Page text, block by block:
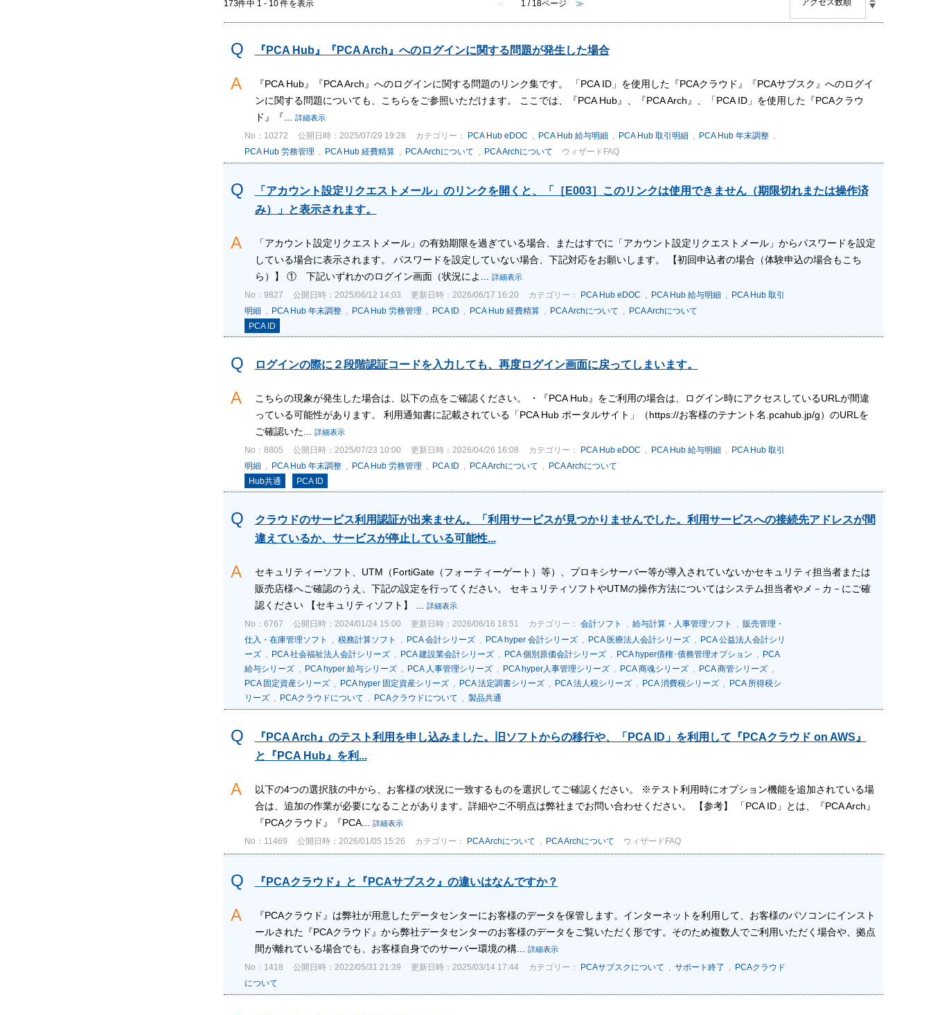
173件中 1 - 10 件を表示 ≪ 1 / 18ページ ≫
『PCA Hub』『PCA Arch』へのログインに関する問題が発生した場合
『PCA Hub』『PCA Arch』へのログインに関する問題のリンク集です。 「PCA ID」を使用した『PCAクラウド』『PCAサブスク』へのログイ
ンに関する問題についても、こちらをご参照いただけます。 ここでは、『PCA Hub』、『PCA Arch』、「PCA ID」を使用した『PCAクラウ
ド』『...
詳細表示
No：10272 公開日時：2025/07/29 19:28 カテゴリー： PCA Hub eDOC , PCA Hub 給与明細 , PCA Hub 取引明細 , PCA Hub 年末調整,
PCA Hub 労務管理 , PCA Hub 経費精算, PCA Archについて , PCA Archについて ウィザードFAQ
「アカウント設定リクエストメール」のリンクを開くと、「［E003］このリンクは使用できません（期限切れまたは操作済
み）」と表示されます。
「アカウント設定リクエストメール」の有効期限を過ぎている場合、またはすでに「アカウント設定リクエストメール」からパスワードを設定
している場合に表示されます。 パスワードを設定していない場合、下記対応をお願いします。 【初回申込者の場合（体験申込の場合もこち
ら）】 ① 下記いずれかのログイン画面（状況によ...
詳細表示
No：9827 公開日時：2025/06/12 14:03 更新日時：2026/06/17 16:20 カテゴリー： PCA Hub eDOC , PCA Hub 給与明細 , PCA Hub 取引
明細 , PCA Hub 年末調整, PCA Hub 労務管理 , PCA ID , PCA Hub 経費精算, PCA Archについて , PCA Archについて
PCA ID
ログインの際に２段階認証コードを入力しても、再度ログイン画面に戻ってしまいます。
こちらの現象が発生した場合は、以下の点をご確認ください。 ・『PCA Hub』をご利用の場合は、ログイン時にアクセスしているURLが間違
っている可能性があります。 利用通知書に記載されている「PCA Hub ポータルサイト」（https://お客様のテナント名.pcahub.jp/g）のURLを
ご確認いた...
詳細表示
No：8805 公開日時：2025/07/23 10:00 更新日時：2026/04/26 16:08 カテゴリー： PCA Hub eDOC , PCA Hub 給与明細 , PCA Hub 取引
明細 , PCA Hub 年末調整, PCA Hub 労務管理 , PCA ID , PCA Archについて , PCA Archについて
Hub共通
PCA ID
クラウドのサービス利用認証が出来ません。「利用サービスが見つかりませんでした。利用サービスへの接続先アドレスが間
違えているか、サービスが停止している可能性...
セキュリティーソフト、UTM（FortiGate（フォーティーゲート）等）、プロキシサーバー等が導入されていないかセキュリティ担当者または
販売店様へご確認のうえ、下記の設定を行ってください。 セキュリティソフトやUTMの操作方法についてはシステム担当者やメ－カ－にご確
認ください 【セキュリティソフト】 ...
詳細表示
No：6767 公開日時：2024/01/24 15:00 更新日時：2026/06/16 18:51 カテゴリー： 会計ソフト , 給与計算・人事管理ソフト , 販売管理・
仕入・在庫管理ソフト
, 税務計算ソフト , PCA 会計シリーズ, PCA hyper 会計シリーズ, PCA 医療法人会計シリーズ, PCA 公益法人会計シリ
ーズ, PCA 社会福祉法人会計シリーズ, PCA 建設業会計シリーズ, PCA 個別原価会計シリーズ, PCA hyper債権･債務管理オプション , PCA
給与シリーズ, PCA hyper 給与シリーズ, PCA 人事管理シリーズ, PCA hyper人事管理シリーズ, PCA 商魂シリーズ, PCA 商管シリーズ,
PCA 固定資産シリーズ, PCA hyper 固定資産シリーズ, PCA 法定調書シリーズ, PCA 法人税シリーズ, PCA 消費税シリーズ, PCA 所得税シ
リーズ, PCAクラウドについて , PCAクラウドについて , 製品共通
『PCA Arch』のテスト利用を申し込みました。旧ソフトからの移行や、「PCA ID」を利用して『PCAクラウド on AWS』
と『PCA Hub』を利...
以下の4つの選択肢の中から、お客様の状況に一致するものを選択してご確認ください。 ※テスト利用時にオプション機能を追加されている場
合は、追加の作業が必要になることがあります。詳細やご不明点は弊社までお問い合わせください。 【参考】 「PCA ID」とは、『PCA Arch』
『PCAクラウド』『PCA...
詳細表示
No：11469 公開日時：2026/01/05 15:26 カテゴリー： PCA Archについて , PCA Archについて ウィザードFAQ
『PCAクラウド』と『PCAサブスク』の違いはなんですか？
『PCAクラウド』は弊社が用意したデータセンターにお客様のデータを保管します。インターネットを利用して、お客様のパソコンにインスト
ールされた『PCAクラウド』から弊社データセンターのお客様のデータをご覧いただく形です。そのため複数人でご利用いただく場合や、拠点
間が離れている場合でも、お客様自身でのサーバー環境の構...
詳細表示
No：1418 公開日時：2022/05/31 21:39 更新日時：2025/03/14 17:44 カテゴリー： PCAサブスクについて , サポート終了 , PCAクラウド
について